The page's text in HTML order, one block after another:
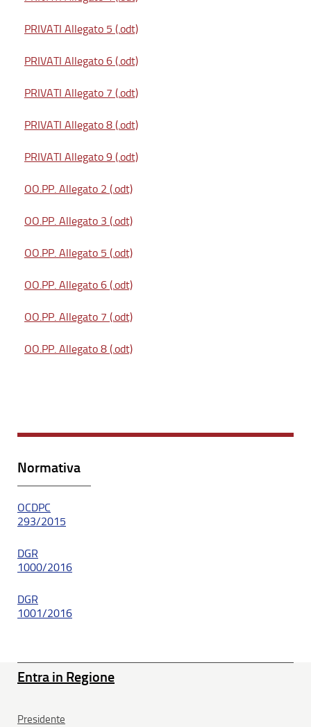
PRIVATI Allegato 5 (.odt)
PRIVATI Allegato 6 (.odt)
PRIVATI Allegato 7 (.odt)
PRIVATI Allegato 8 (.odt)
PRIVATI Allegato 9 (.odt)
OO.PP. Allegato 2 (.odt)
OO.PP. Allegato 3 (.odt)
OO.PP. Allegato 5 (.odt)
OO.PP. Allegato 6 (.odt)
OO.PP. Allegato 7 (.odt)
OO.PP. Allegato 8 (.odt)
Normativa
OCDPC
293/2015
DGR
1000/2016
DGR
1001/2016
Entra in Regione
Presidente